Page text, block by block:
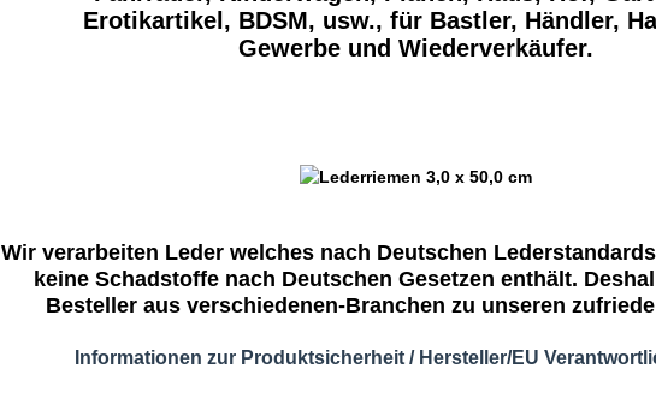
Erotikartikel, BDSM, usw., für Bastler, Händler,
Gewerbe und Wiederverkäufer.
Wir verarbeiten Leder welches nach Deutschen
keine Schadstoffe nach Deutschen Gesetzen enthält.
Besteller aus verschiedenen-Branchen zu unseren
Informationen zur Produktsicherheit / Hersteller/EU